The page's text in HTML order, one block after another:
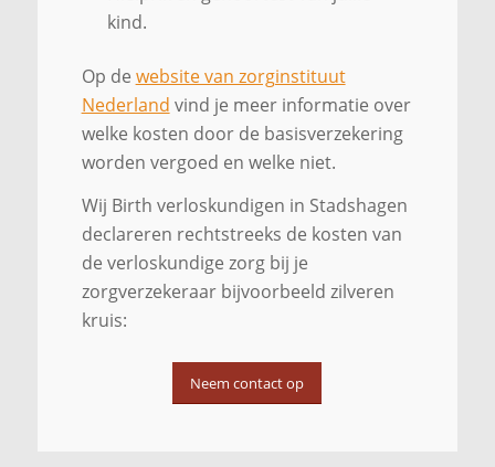
kind.
Op de website van zorginstituut
Nederland vind je meer informatie over
welke kosten door de basisverzekering
worden vergoed en welke niet.
Wij Birth verloskundigen in Stadshagen
declareren rechtstreeks de kosten van
de verloskundige zorg bij je
zorgverzekeraar bijvoorbeeld zilveren
kruis:
Neem contact op